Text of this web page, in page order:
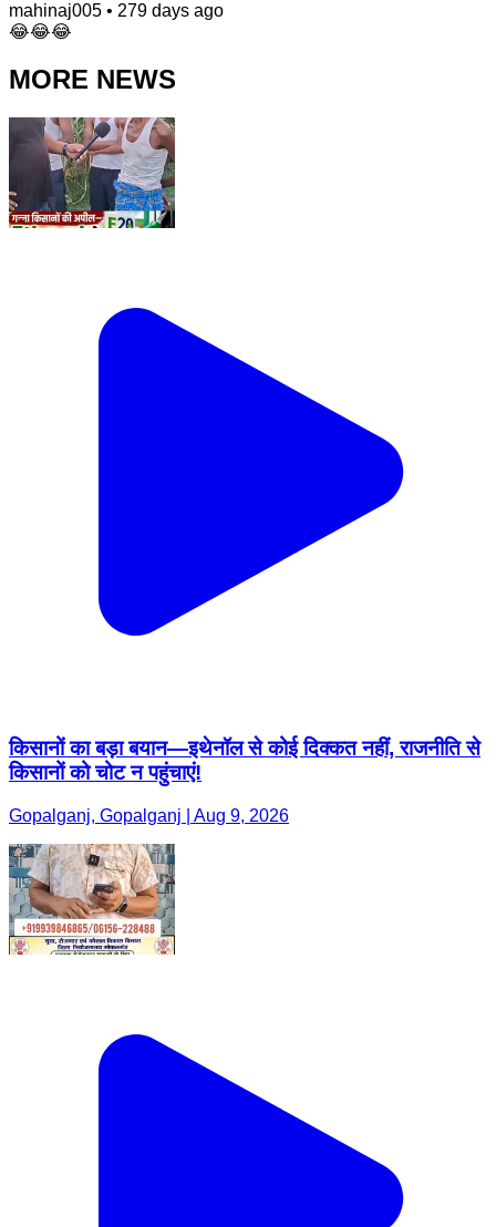
mahinaj005 • 279 days ago
😂😂😂
MORE NEWS
किसानों का बड़ा बयान—इथेनॉल से कोई दिक्कत नहीं, राजनीति से
किसानों को चोट न पहुंचाएं!
Gopalganj, Gopalganj | Aug 9, 2026